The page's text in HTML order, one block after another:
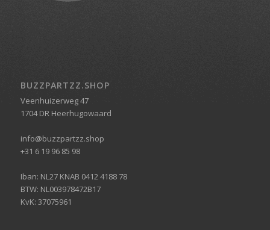
BUZZPARTZZ.SHOP
Veenhuizerweg 47
1704 DR Heerhugowaard
info@buzzpartzz.shop
+31 6 19 96 85 98
Iban: NL27 KNAB 0412 4188 78
BTW: NL003978472B17
KvK: 37075961